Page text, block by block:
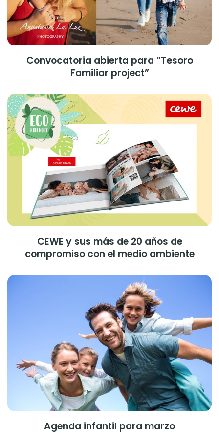
Convocatoria abierta para “Tesoro
Familiar project”
CEWE y sus más de 20 años de
compromiso con el medio ambiente
Agenda infantil para marzo